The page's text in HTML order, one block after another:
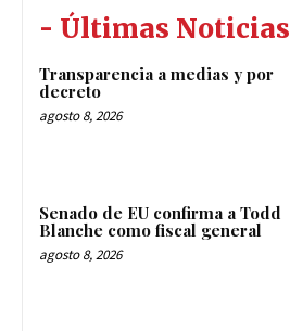
- Últimas Noticias
Transparencia a medias y por
decreto
agosto 8, 2026
Senado de EU confirma a Todd
Blanche como fiscal general
agosto 8, 2026